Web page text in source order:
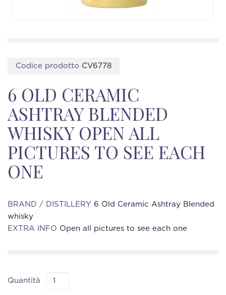
Codice prodotto CV6778
6 OLD CERAMIC
ASHTRAY BLENDED
WHISKY OPEN ALL
PICTURES TO SEE EACH
ONE
BRAND / DISTILLERY 6 Old Ceramic Ashtray Blended
whisky
EXTRA INFO Open all pictures to see each one
Quantità